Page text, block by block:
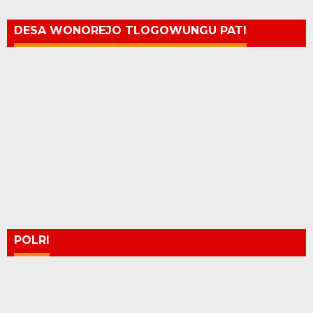
DESA WONOREJO TLOGOWUNGU PATI
POLRI